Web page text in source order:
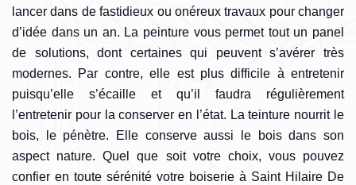
lancer dans de fastidieux ou onéreux travaux pour changer
d’idée dans un an. La peinture vous permet tout un panel
de solutions, dont certaines qui peuvent s’avérer très
modernes. Par contre, elle est plus difficile à entretenir
puisqu’elle s’écaille et qu’il faudra régulièrement
l’entretenir pour la conserver en l’état. La teinture nourrit le
bois, le pénètre. Elle conserve aussi le bois dans son
aspect nature. Quel que soit votre choix, vous pouvez
confier en toute sérénité votre boiserie à Saint Hilaire De